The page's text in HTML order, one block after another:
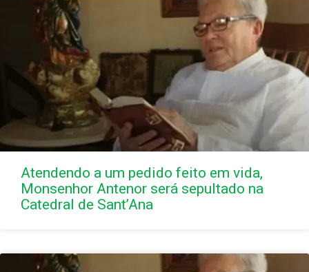
Atendendo a um pedido feito em vida,
Monsenhor Antenor será sepultado na
Catedral de Sant’Ana